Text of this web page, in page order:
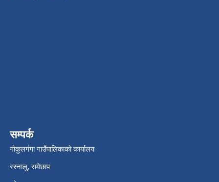
सम्पर्क
गोकुलगंगा गाउँपालिकाको कार्यालय
रस्नालु, रामेछाप